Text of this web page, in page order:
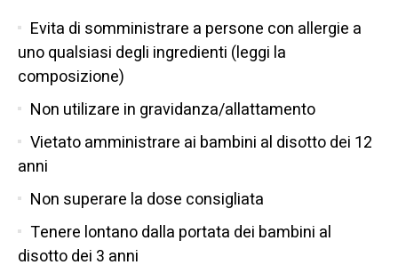
Evita di somministrare a persone con allergie a
uno qualsiasi degli ingredienti (leggi la
composizione)
Non utilizare in gravidanza/allattamento
Vietato amministrare ai bambini al disotto dei 12
anni
Non superare la dose consigliata
Tenere lontano dalla portata dei bambini al
disotto dei 3 anni